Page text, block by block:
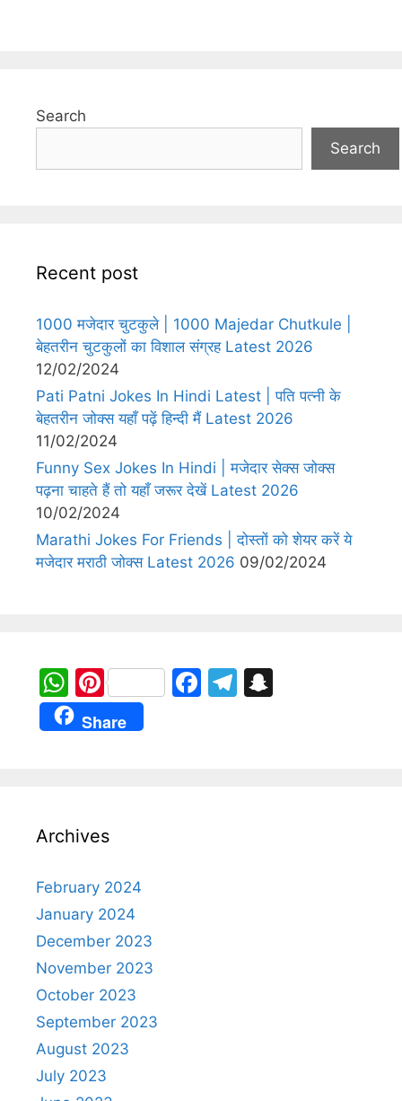
Search
Search
Recent post
1000 मजेदार चुटकुले | 1000 Majedar Chutkule |
बेहतरीन चुटकुलों का विशाल संग्रह Latest 2026
12/02/2024
Pati Patni Jokes In Hindi Latest | पति पत्नी के
बेहतरीन जोक्स यहाँ पढ़ें हिन्दी मैं Latest 2026
11/02/2024
Funny Sex Jokes In Hindi | मजेदार सेक्स जोक्स
पढ़ना चाहते हैं तो यहाँ जरूर देखें Latest 2026
10/02/2024
Marathi Jokes For Friends | दोस्तों को शेयर करें ये
मजेदार मराठी जोक्स Latest 2026 09/02/2024
W
h
at
p
Pi
nt
er
F
T
Share
Archives
February 2024
January 2024
December 2023
November 2023
October 2023
September 2023
August 2023
July 2023